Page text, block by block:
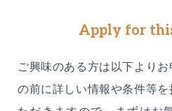
Apply for
ご興味のある方は以下より
の前に詳しい情報や条件等